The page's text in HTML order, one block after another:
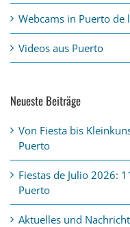
Webcams in Puerto de
Videos aus Puerto
Neueste Beiträge
Von Fiesta bis
Puerto
Fiestas de Julio 2026:
Puerto
Aktuelles und